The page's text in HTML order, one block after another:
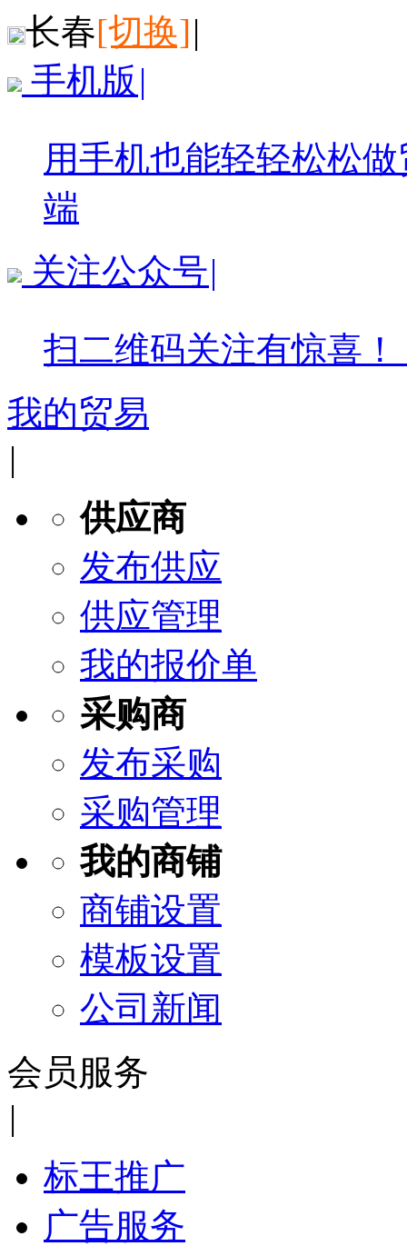
长春[切换]|
手机版 |
用手机也能轻轻松松
端
关注公众号|
扫二维码关注有惊喜！
我的贸易
|
供应商
发布供应
供应管理
我的报价单
采购商
发布采购
采购管理
我的商铺
商铺设置
模板设置
公司新闻
会员服务
|
标王推广
广告服务